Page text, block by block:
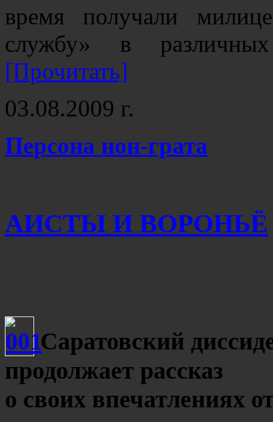
время получали
службу» в
[Прочитать]
03.08.2009 г.
Персона нон-грата
АИСТЫ И ВОРОНЬЁ
Саратовский
продолжает рассказ
о своих впечатлениях